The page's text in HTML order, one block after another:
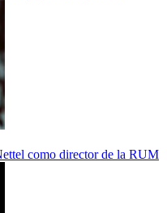
como director de la RUM